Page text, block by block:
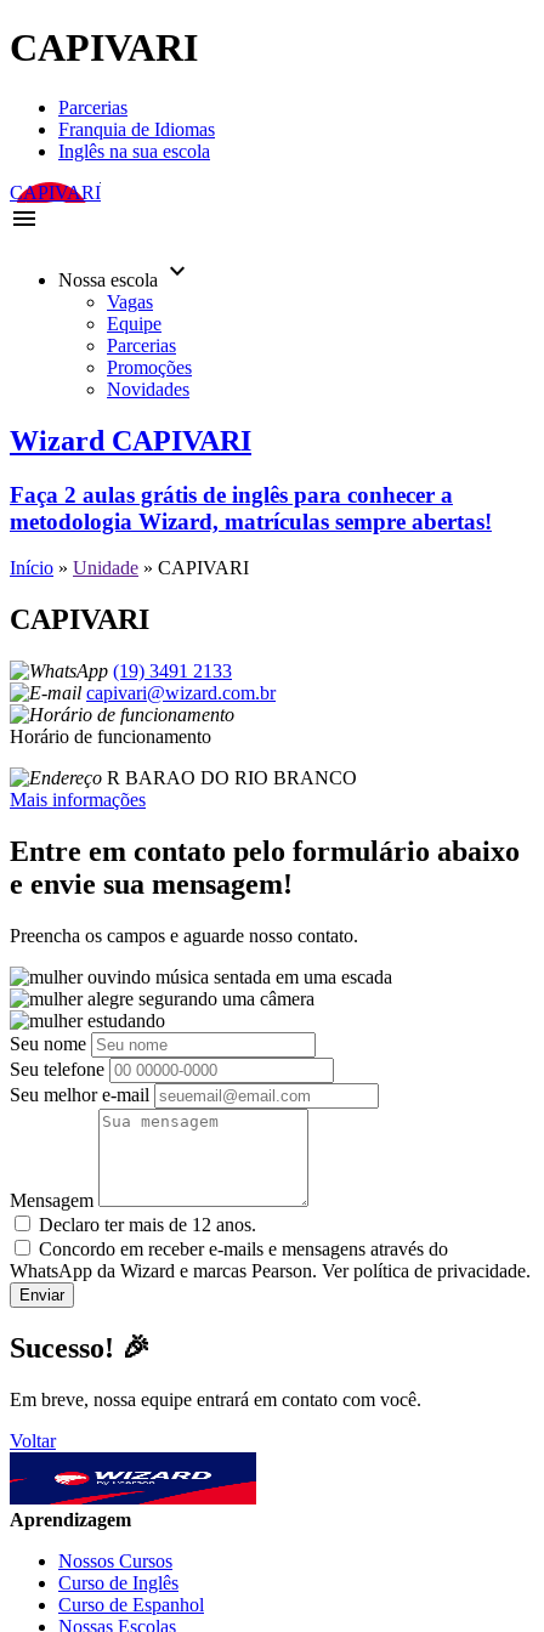
CAPIVARI
Parcerias
Franquia de Idiomas
Inglês na sua escola
CAPIVARI
menu
Nossa escola keyboard_arrow_down
Vagas
Equipe
Parcerias
Promoções
Novidades
Wizard CAPIVARI
Faça 2 aulas grátis de inglês para conhecer a
metodologia Wizard, matrículas sempre abertas!
Início » Unidade » CAPIVARI
CAPIVARI
(19) 3491 2133
capivari@wizard.com.br
Horário de funcionamento
R BARAO DO RIO BRANCO
Mais informações
Entre em contato pelo formulário abaixo
e envie sua mensagem!
Preencha os campos e aguarde nosso contato.
Seu nome
Seu telefone
Seu melhor e-mail
Mensagem
Declaro ter mais de 12 anos.
Concordo em receber e-mails e mensagens através do
WhatsApp da Wizard e marcas Pearson. Ver política de privacidade.
Sucesso! 🎉
Em breve, nossa equipe entrará em contato com você.
Voltar
Aprendizagem
Nossos Cursos
Curso de Inglês
Curso de Espanhol
Nossas Escolas